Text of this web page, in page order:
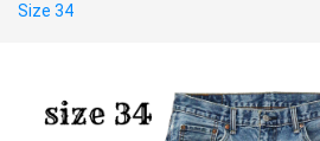
Size 34